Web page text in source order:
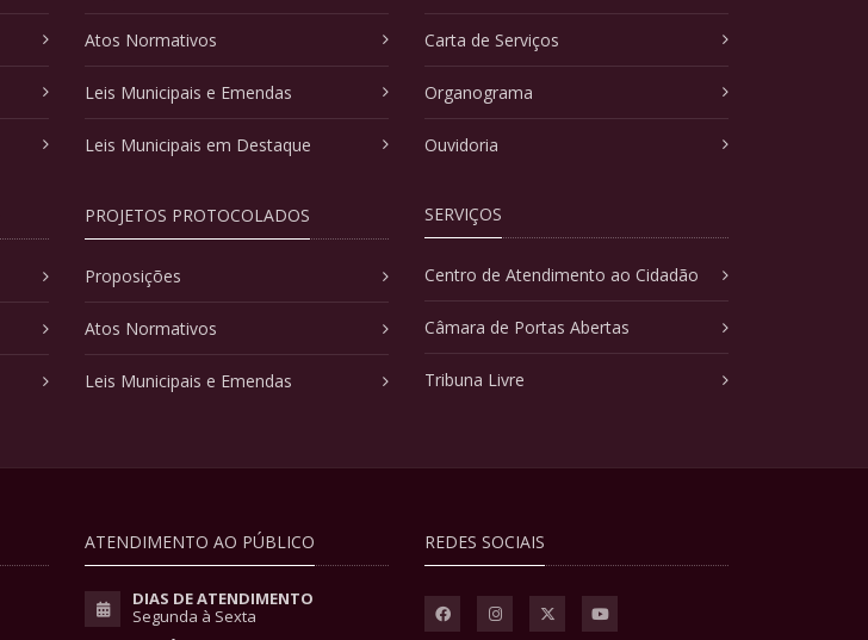
Atos Normativos
Leis Municipais e Emendas
Leis Municipais em Destaque
PROJETOS PROTOCOLADOS
Proposições
Atos Normativos
Leis Municipais e Emendas
Carta de Serviços
Organograma
Ouvidoria
SERVIÇOS
Centro de Atendimento ao Cidadão
Câmara de Portas Abertas
Tribuna Livre
ATENDIMENTO AO PÚBLICO
DIAS DE ATENDIMENTO
Segunda à Sexta
REDES SOCIAIS